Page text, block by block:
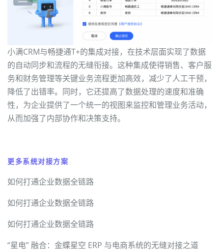
小满CRM与畅捷通T+的集成对接，在技术层面实现了数据
的自动同步和流程的无缝衔接。这种集成使得销售、客户服
务和财务管理等关键业务流程更加高效，减少了人工干预，
降低了出错率。同时，它还提高了数据处理的速度和准确
性，为企业提供了一个统一的视图来监控和管理业务活动，
从而加强了内部协作和决策支持。
更多系统对接方案
如何打通企业数据全链路
如何打通企业数据全链路
如何打通企业数据全链路
“星电” 融合：金蝶星空 ERP 与电商系统的无缝对接之道